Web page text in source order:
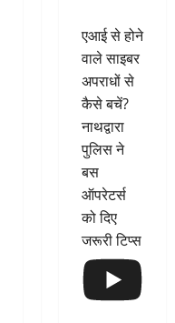
एआई से होने
वाले साइबर
अपराधों से
कैसे बचें?
नाथद्वारा
पुलिस ने
बस
ऑपरेटर्स
को दिए
जरूरी टिप्स